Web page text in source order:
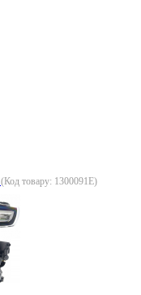
(Код товару: 1300091E)